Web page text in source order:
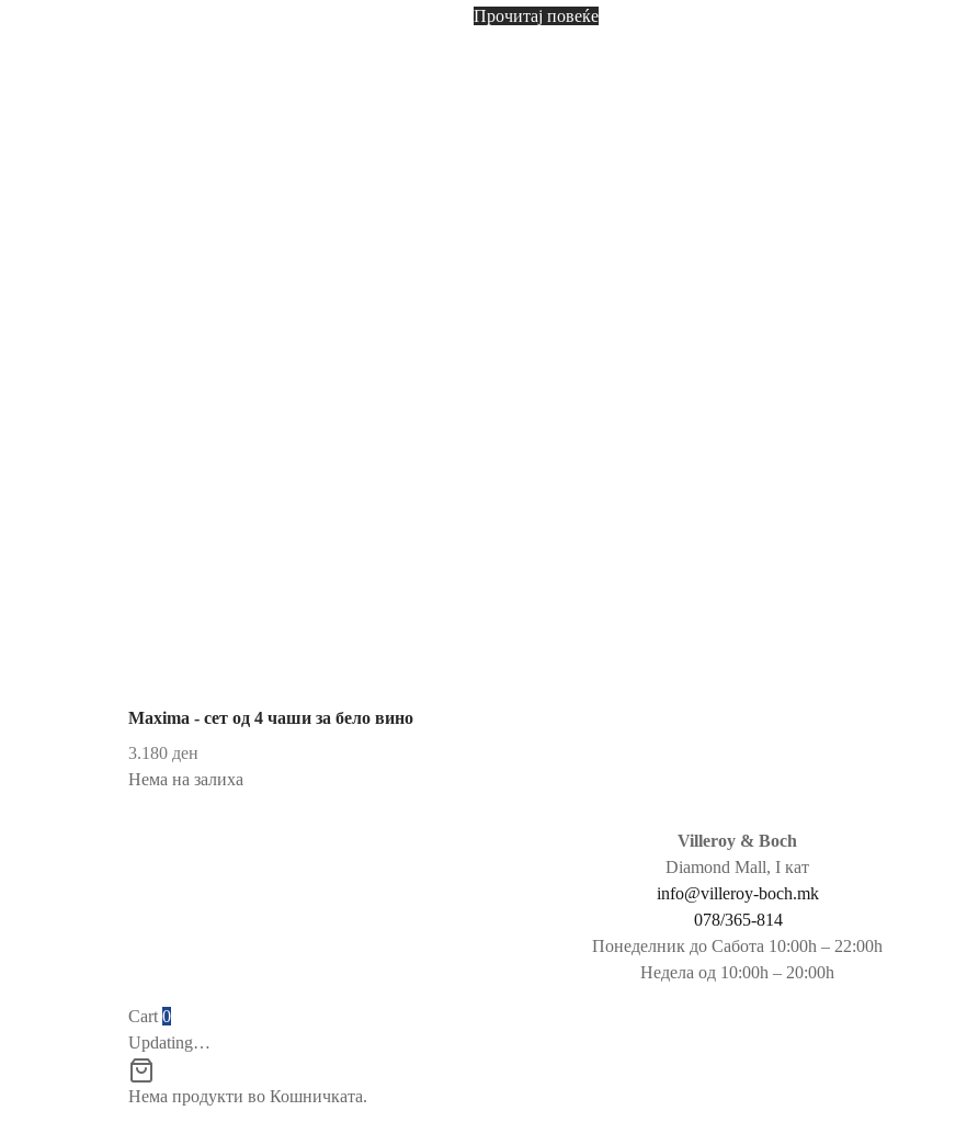
Прочитај повеќе
Maxima - сет од 4 чаши за бело вино
3.180 ден
Нема на залиха
Villeroy & Boch
Diamond Mall, I кат
info@villeroy-boch.mk
078/365-814
Понеделник до Сабота 10:00h – 22:00h
Недела од 10:00h – 20:00h
Cart 0
Updating…
Нема продукти во Кошничката.